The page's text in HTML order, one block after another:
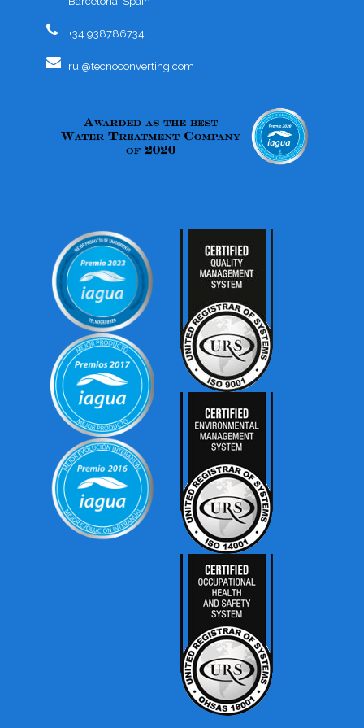
+34 938786734
rui@tecnoconverting.com